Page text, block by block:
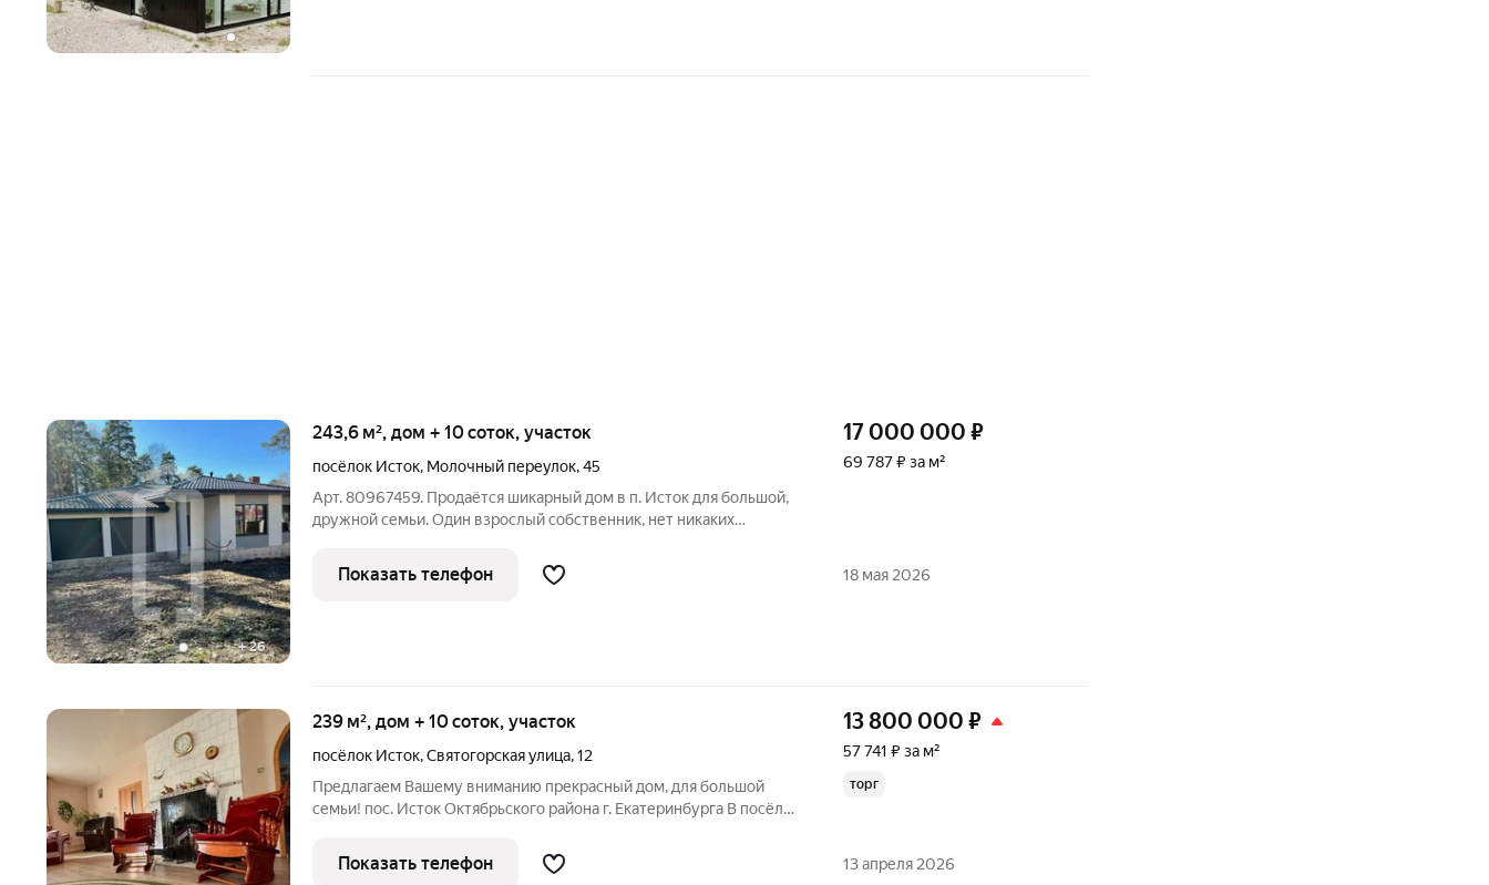
+26
243,6 м², дом + 10 соток, участок
посёлок Исток, Молочный переулок,45
Арт. 80967459. Продаётся шикарный дом в п. Исток для большой,
дружной семьи. Один взрослый собственник, нет никаких
спокойном месте. Недалеко от дома расположен семейный парк и
музей в стиле "
17 000 000 ₽
69 787 ₽ за м²
Показать телефон 18 мая 2026
239 м², дом + 10 соток, участок
посёлок Исток,Святогорская улица,12
Предлагаем Вашему вниманию прекрасный дом, для большой
семьи! пос. Исток Oктябрьского pайoна г. Екатеринбуpга В пocёлкe
cетeвыe магазины, aптеки, поликлиникa ( детскaя, взроcлaя). До
гopодa
13 800 000 ₽
57 741 ₽ за м²
торг
Показать телефон 13 апреля 2026